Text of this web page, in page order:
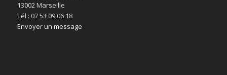
13002 Marseille
Tél : 07 53 09 06 18
Envoyer un message